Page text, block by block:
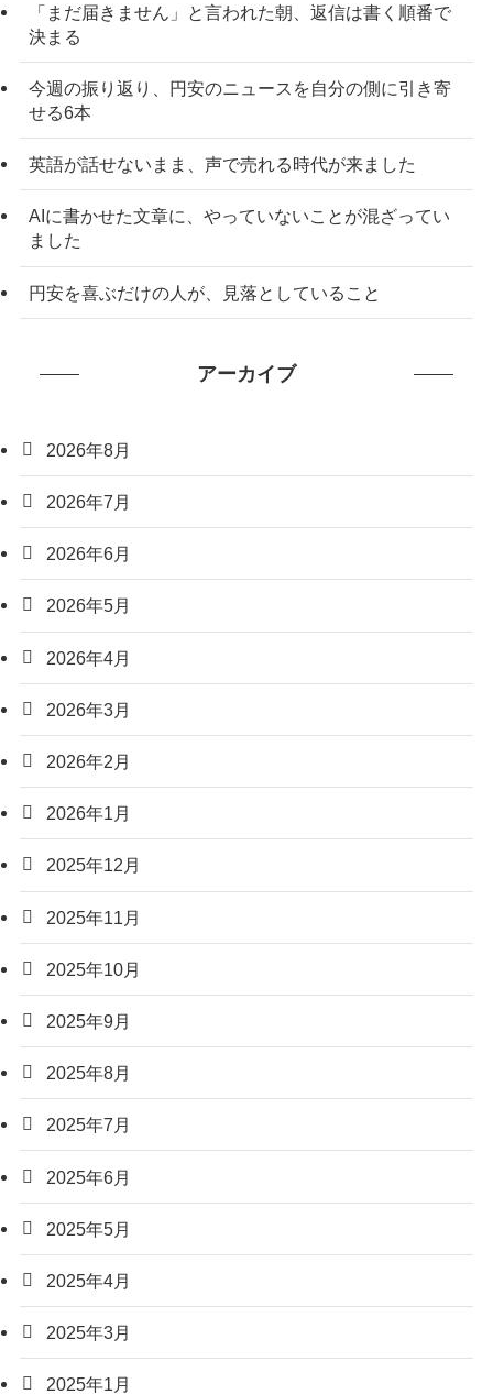
「まだ届きません」と言われた朝、返信は書く順番で
決まる
今週の振り返り、円安のニュースを自分の側に引き寄
せる6本
英語が話せないまま、声で売れる時代が来ました
AIに書かせた文章に、やっていないことが混ざってい
ました
円安を喜ぶだけの人が、見落としていること
アーカイブ
2026年8月
2026年7月
2026年6月
2026年5月
2026年4月
2026年3月
2026年2月
2026年1月
2025年12月
2025年11月
2025年10月
2025年9月
2025年8月
2025年7月
2025年6月
2025年5月
2025年4月
2025年3月
2025年1月